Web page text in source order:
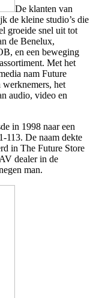
De klanten van
de kleine studio’s die
groeide snel uit tot
de Benelux,
en een beweging
Met het
nam Future
het
audio, video en
in 1998 naar een
113. De naam dekte
in The Future Store
dealer in de
man.